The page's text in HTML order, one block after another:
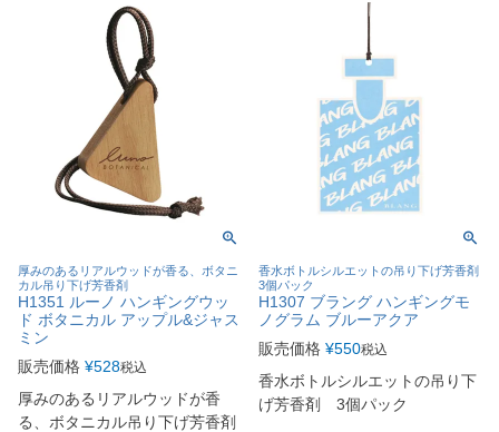
厚みのあるリアルウッドが香る、ボタニ
カル吊り下げ芳香剤
H1351 ルーノ ハンギングウッ
ド ボタニカル アップル&ジャス
ミン
販売価格 ¥528税込
厚みのあるリアルウッドが香
る、ボタニカル吊り下げ芳香剤
香水ボトルシルエットの吊り下げ芳香剤
3個パック
H1307 ブラング ハンギングモ
ノグラム ブルーアクア
販売価格 ¥550税込
香水ボトルシルエットの吊り下
げ芳香剤 3個パック